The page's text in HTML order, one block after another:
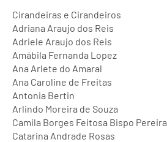
Cirandeiras e Cirandeiros
Adriana Araujo dos Reis
Adriele Araujo dos Reis
Amábila Fernanda Lopez
Ana Arlete do Amaral
Ana Caroline de Freitas
Antonia Bertin
Arlindo Moreira de Souza
Camila Borges Feitosa Bispo Pereira
Catarina Andrade Rosas